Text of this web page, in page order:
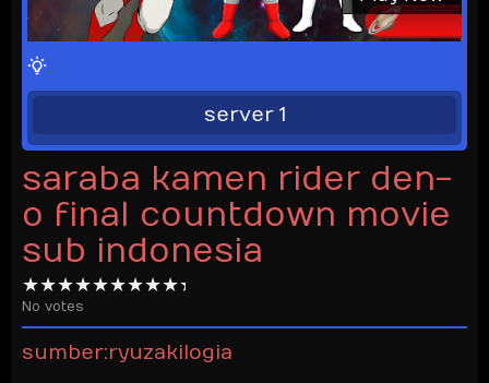
server 1
saraba kamen rider den-
o final countdown movie
sub indonesia
No votes
sumber:ryuzakilogia